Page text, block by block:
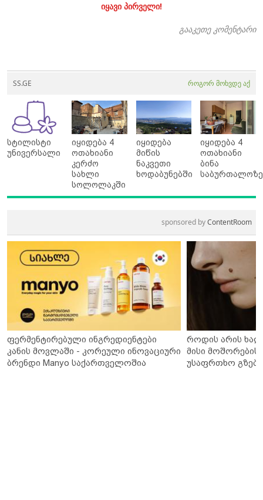
იყავი პირველი!
გააკეთე კომენტარი
SS.GE როგორ მოხვდე აქ
სტილისტი
უნივერსალი
იყიდება 4
ოთახიანი
კერძო
სახლი
სოლოლაკში
იყიდება
მიწის
ნაკვეთი
ხოდაბუნებში
იყიდება 4
ოთახიანი
ბინა
საბურთალოზე
sponsored byContentRoom
ფერმენტირებული ინგრედიენტები
კანის მოვლაში - კორეული ინოვაციური
ბრენდი Manyo საქართველოშია
როდის არის
მისი მოშორების
უსაფრთხო გზები